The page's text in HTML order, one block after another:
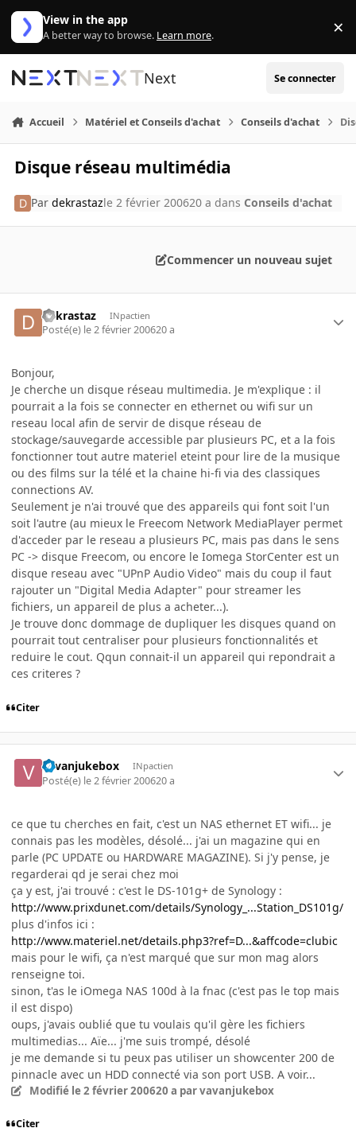
Aller au contenu
View in the app
A better way to browse. Learn more. ×
Next Se connecter
Accueil Matériel et Conseils d'achat Conseils d'achat
Disque réseau multimédia
Pardekrastazle 2 février 200620 a dans Conseils d'achat
Commencer un nouveau sujet
dekrastaz INpactien
Posté(e) le 2 février 200620 a
Bonjour,
Je cherche un disque réseau multimedia. Je m'explique : il
pourrait a la fois se connecter en ethernet ou wifi sur un
reseau local afin de servir de disque réseau de
stockage/sauvegarde accessible par plusieurs PC, et a la fois
fonctionner tout autre materiel eteint pour lire de la musique
ou des films sur la télé et la chaine hi-fi via des classiques
connections AV.
Seulement je n'ai trouvé que des appareils qui font soit l'un
soit l'autre (au mieux le Freecom Network MediaPlayer permet
d'acceder par le reseau a plusieurs PC, mais pas dans le sens
PC -> disque Freecom, ou encore le Iomega StorCenter est un
disque reseau avec "UPnP Audio Video" mais du coup il faut
rajouter un "Digital Media Adapter" pour streamer les
fichiers, un appareil de plus a acheter...).
Je trouve donc dommage de dupliquer les disques quand on
pourrait tout centraliser pour plusieurs fonctionnalités et
reduire le cout. Qqun connait-il un appareil qui repondrait a
ces criteres ?
Citer
vavanjukebox INpactien
Posté(e) le 2 février 200620 a
ce que tu cherches en fait, c'est un NAS ethernet ET wifi... je
connais pas les modèles, désolé... j'ai un magazine qui en
parle (PC UPDATE ou HARDWARE MAGAZINE). Si j'y pense, je
regarderai qd je serai chez moi
ça y est, j'ai trouvé : c'est le DS-101g+ de Synology :
http://www.prixdunet.com/details/Synology_...Station_DS101g/
plus d'infos ici :
http://www.materiel.net/details.php3?ref=D...&affcode=clubic
mais pour le wifi, ça n'est marqué que sur mon mag alors
renseigne toi.
sinon, t'as le iOmega NAS 100d à la fnac (c'est pas le top mais
il est dispo)
oups, j'avais oublié que tu voulais qu'il gère les fichiers
multimedias... Aïe... j'me suis trompé, désolé
je me demande si tu peux pas utiliser un showcenter 200 de
pinnacle avec un HDD connecté via son port USB. A voir...
Modifié le 2 février 200620 a par vavanjukebox
Citer